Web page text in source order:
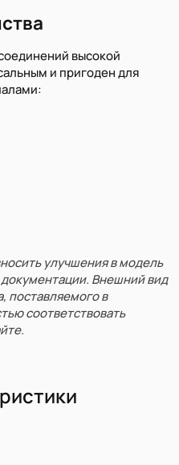
высокой
и пригоден для
улучшения в модель
Внешний вид
поставляемого в
соответствовать